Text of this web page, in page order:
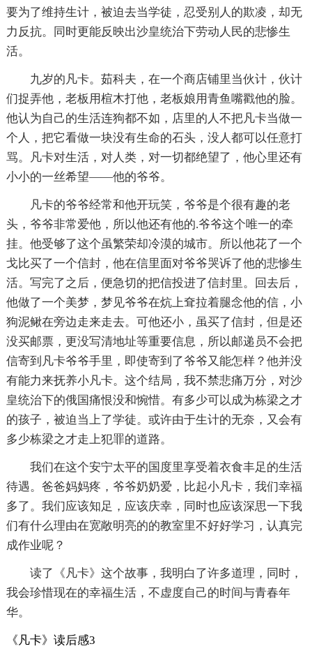
要为了维持生计，被迫去当学徒，忍受别人的欺凌，却无
力反抗。同时更能反映出沙皇统治下劳动人民的悲惨生
活。
九岁的凡卡。茹科夫，在一个商店铺里当伙计，伙计
们捉弄他，老板用楦木打他，老板娘用青鱼嘴戳他的脸。
他认为自己的生活连狗都不如，店里的人不把凡卡当做一
个人，把它看做一块没有生命的石头，没人都可以任意打
骂。凡卡对生活，对人类，对一切都绝望了，他心里还有
小小的一丝希望——他的爷爷。
凡卡的爷爷经常和他开玩笑，爷爷是个很有趣的老
头，爷爷非常爱他，所以他还有他的.爷爷这个唯一的牵
挂。他受够了这个虽繁荣却冷漠的城市。所以他花了一个
戈比买了一个信封，他在信里面对爷爷哭诉了他的悲惨生
活。写完了之后，便急切的把信投进了信封里。回去后，
他做了一个美梦，梦见爷爷在炕上耷拉着腿念他的信，小
狗泥鳅在旁边走来走去。可他还小，虽买了信封，但是还
没买邮票，更没写清地址等重要信息，所以邮递员不会把
信寄到凡卡爷爷手里，即使寄到了爷爷又能怎样？他并没
有能力来抚养小凡卡。这个结局，我不禁悲痛万分，对沙
皇统治下的俄国痛恨没和惋惜。有多少可以成为栋梁之才
的孩子，被迫当上了学徒。或许由于生计的无奈，又会有
多少栋梁之才走上犯罪的道路。
我们在这个安宁太平的国度里享受着衣食丰足的生活
待遇。爸爸妈妈疼，爷爷奶奶爱，比起小凡卡，我们幸福
多了。我们应该知足，应该庆幸，同时也应该深思一下我
们有什么理由在宽敞明亮的的教室里不好好学习，认真完
成作业呢？
读了《凡卡》这个故事，我明白了许多道理，同时，
我会珍惜现在的幸福生活，不虚度自己的时间与青春年
华。
《凡卡》读后感3